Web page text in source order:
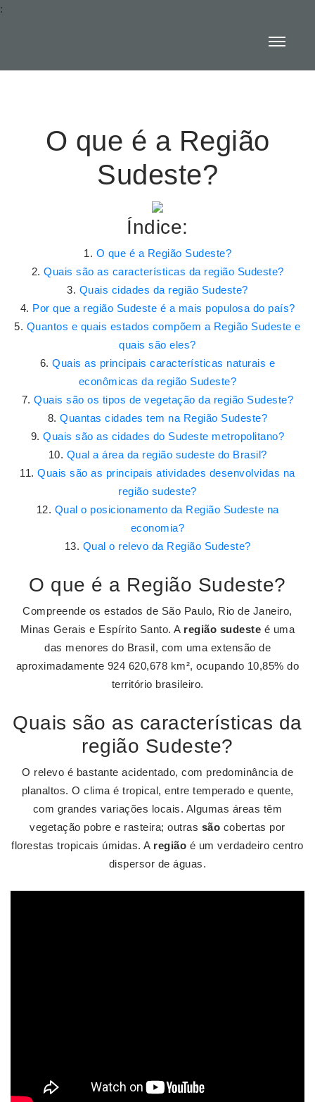
:
O que é a Região
Sudeste?
Índice:
O que é a Região Sudeste?
Quais são as características da região Sudeste?
Quais cidades da região Sudeste?
Por que a região Sudeste é a mais populosa do país?
Quantos e quais estados compõem a Região Sudeste e
quais são eles?
Quais as principais características naturais e
econômicas da região Sudeste?
Quais são os tipos de vegetação da região Sudeste?
Quantas cidades tem na Região Sudeste?
Quais são as cidades do Sudeste metropolitano?
Qual a área da região sudeste do Brasil?
Quais são as principais atividades desenvolvidas na
região sudeste?
Qual o posicionamento da Região Sudeste na
economia?
Qual o relevo da Região Sudeste?
O que é a Região Sudeste?
Compreende os estados de São Paulo, Rio de Janeiro,
Minas Gerais e Espírito Santo. A região sudeste é uma
das menores do Brasil, com uma extensão de
aproximadamente 924 620,678 km², ocupando 10,85% do
território brasileiro.
Quais são as características da
região Sudeste?
O relevo é bastante acidentado, com predominância de
planaltos. O clima é tropical, entre temperado e quente,
com grandes variações locais. Algumas áreas têm
vegetação pobre e rasteira; outras são cobertas por
florestas tropicais úmidas. A região é um verdadeiro centro
dispersor de águas.